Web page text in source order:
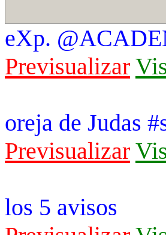
eXp.
Previsualizar
oreja de Judas
Previsualizar
los 5 avisos